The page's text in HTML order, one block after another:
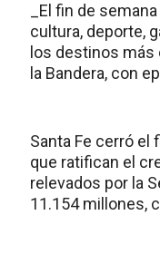
_El fin de
cultura, deporte,
los destinos más
la Bandera, con
Santa Fe cerró el
que ratifican el
relevados por la
11.154 millones,